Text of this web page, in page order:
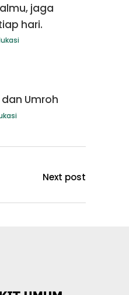
jaga
hari.
Umroh
Next post